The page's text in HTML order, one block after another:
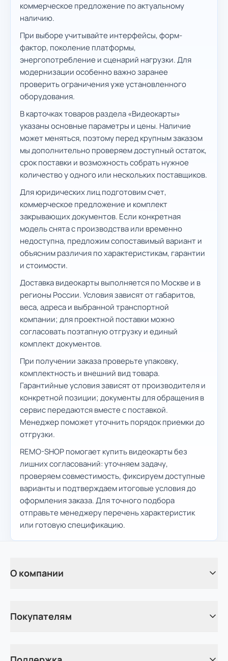
коммерческое предложение по актуальному
наличию.
При выборе учитывайте интерфейсы, форм-
фактор, поколение платформы,
энергопотребление и сценарий нагрузки. Для
модернизации особенно важно заранее
проверить ограничения уже установленного
оборудования.
В карточках товаров раздела «Видеокарты»
указаны основные параметры и цены. Наличие
может меняться, поэтому перед крупным заказом
мы дополнительно проверяем доступный остаток,
срок поставки и возможность собрать нужное
количество у одного или нескольких поставщиков.
Для юридических лиц подготовим счет,
коммерческое предложение и комплект
закрывающих документов. Если конкретная
модель снята с производства или временно
недоступна, предложим сопоставимый вариант и
объясним различия по характеристикам, гарантии
и стоимости.
Доставка видеокарты выполняется по Москве и в
регионы России. Условия зависят от габаритов,
веса, адреса и выбранной транспортной
компании; для проектной поставки можно
согласовать поэтапную отгрузку и единый
комплект документов.
При получении заказа проверьте упаковку,
комплектность и внешний вид товара.
Гарантийные условия зависят от производителя и
конкретной позиции; документы для обращения в
сервис передаются вместе с поставкой.
Менеджер поможет уточнить порядок приемки до
отгрузки.
REMO-SHOP помогает купить видеокарты без
лишних согласований: уточняем задачу,
проверяем совместимость, фиксируем доступные
варианты и подтверждаем итоговые условия до
оформления заказа. Для точного подбора
отправьте менеджеру перечень характеристик
или готовую спецификацию.
О компании
Покупателям